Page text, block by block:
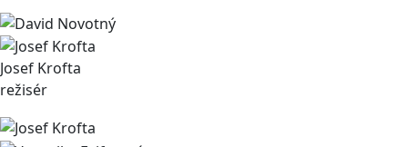
Josef Krofta
režisér